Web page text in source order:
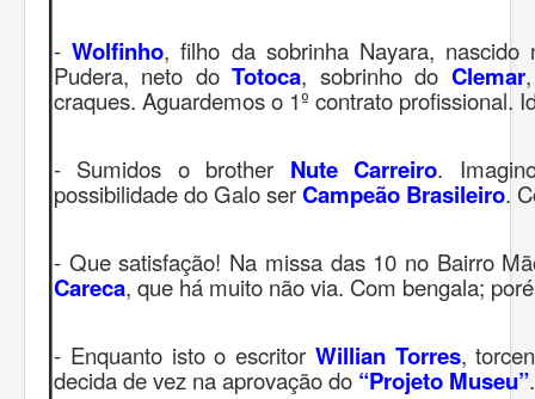
-Wolfinho, filho da sobrinha Nayara, nascido
Pudera, neto doTotoca, sobrinho do Clemar
craques. Aguardemos o 1º contrato profissional.
- Sumidos o brother Nute Carreiro.
possibilidade do Galo serCampeão Brasileiro.
- Que satisfação! Na missa das 10 no Bairro
Careca, que há muito não via. Com bengala;
- Enquanto isto o escritor Willian Torres,
decida de vez na aprovação do “Projeto Museu”